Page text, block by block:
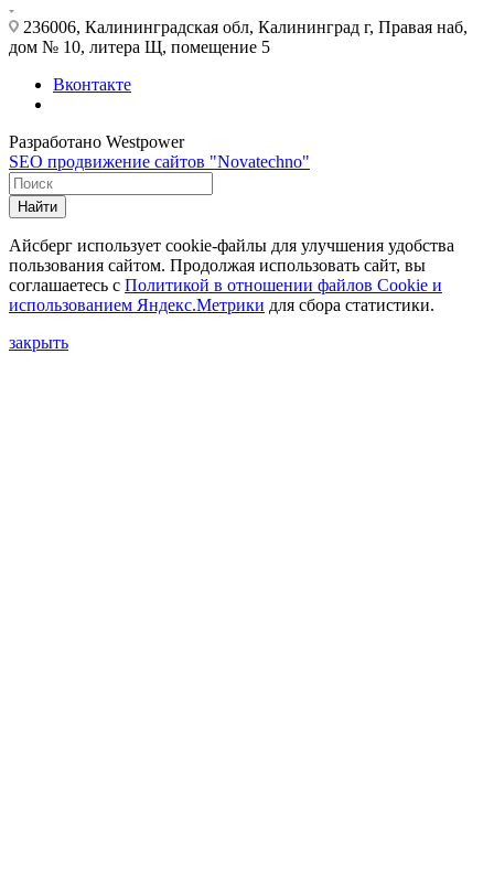
236006, Калининградская обл, Калининград г, Правая наб,
дом № 10, литера Щ, помещение 5
Вконтакте
Разработано Westpower
SEO продвижение сайтов "Novatechno"
Найти
Айсберг использует cookie-файлы для улучшения удобства
пользования сайтом. Продолжая использовать сайт, вы
соглашаетесь с Политикой в отношении файлов Сookie и
использованием Яндекс.Метрики для сбора статистики.
закрыть